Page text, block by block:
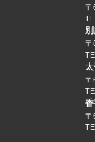
〒
〒
太
〒
香
〒